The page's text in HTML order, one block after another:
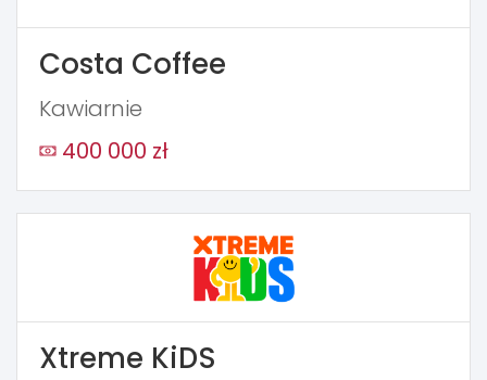
Costa Coffee
Kawiarnie
400 000 zł
Xtreme KiDS